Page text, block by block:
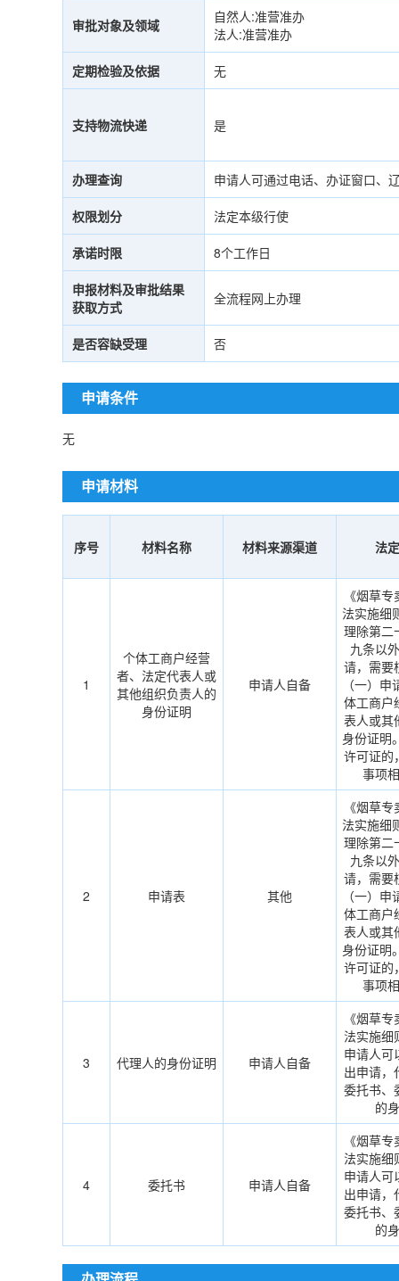
审批对象及领域
自然人:准营准办
法人:准营准办
定期检验及依据 无
支持物流快递 是
办理查询 申请人可通过电话、办证窗口、
权限划分 法定本级行使
承诺时限 8个工作日
申报材料及审批结果
获取方式
全流程网上办理
是否容缺受理 否
申请条件
无
申请材料
序号 材料名称 材料来源渠道 法
1
个体工商户经营
者、法定代表人或
其他组织负责人的
身份证明
申请人自备
《烟草
法实施细
理除第二
九条以
请，需要
（一）
体工商户
表人或其
身份证明
许可证的
事项
2 申请表 其他
《烟草
法实施细
理除第二
九条以
请，需要
（一）
体工商户
表人或其
身份证明
许可证的
事项
3 代理人的身份证明 申请人自备
《烟草
法实施细
申请人可
出申请，
委托书、
的
4 委托书 申请人自备
《烟草
法实施细
申请人可
出申请，
委托书、
的